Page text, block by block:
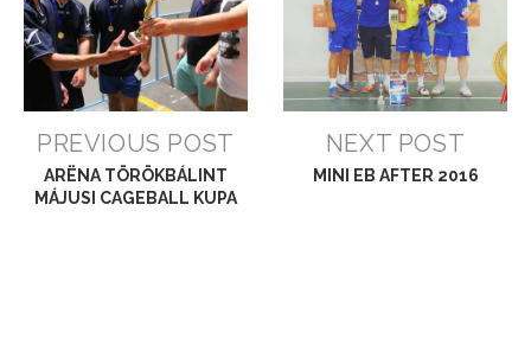
PREVIOUS POST
ARËNA TÖRÖKBÁLINT
MÁJUSI CAGEBALL KUPA
NEXT POST
MINI EB AFTER 2016